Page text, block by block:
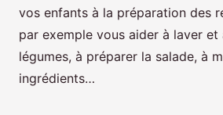
vos enfants à la préparation des
par exemple vous aider à laver et
légumes, à préparer la salade, à
ingrédients…